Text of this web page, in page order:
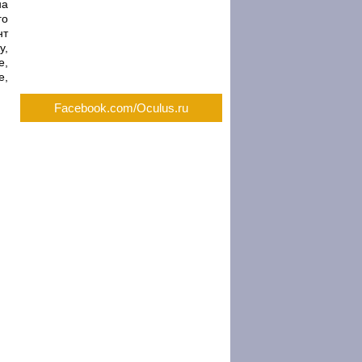
Facebook.com/Oculus.ru